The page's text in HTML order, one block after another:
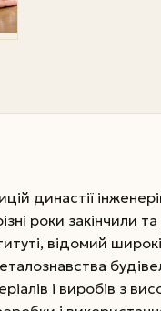
династії
роки закінчили
відомий
і виробів з